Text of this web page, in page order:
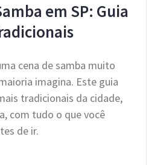
em SP: Guia
cena de samba muito
imagina. Este guia
tradicionais da cidade,
com tudo o que você
de ir.